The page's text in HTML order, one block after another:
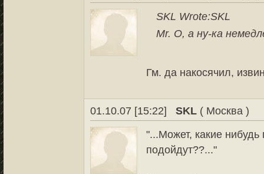
SKL Wrote:SKL
Mr. O, а ну-ка
Гм. да накосячил,
01.10.07 [15:22] SKL ( Москва )
"...Может, какие
подойдут??..."